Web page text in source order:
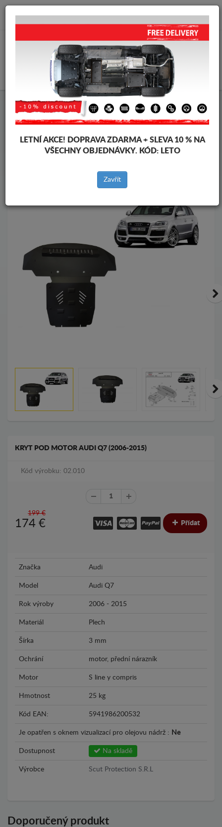
info@krytpodmotor.com
Kryt pod motor Audi Kryt pod motor Audi Q7
vozidel
Značky vozidel
Zpět na produkty
KRYT POD MOTOR AUDI Q7 (2006-2015)
Kód výrobku: 02.010
199 €
174 € Přídat
Značka Audi
Model Audi Q7
Rok výroby 2006 - 2015
Materiál Plech
Šírka 3 mm
Ochrání motor, přední nárazník
Motor S line y compris
Hmotnost 25 kg
Kód EAN: 5941986200532
Je opatřen s oknem vizualizací pro olejovu nádrž : Ne
Dostupnost Na skladě
Výrobce Scut Protection S.R.L
Doporučený produkt
LETNÍ AKCE! DOPRAVA ZDARMA + SLEVA 10 % NA
VŠECHNY OBJEDNÁVKY. KÓD: LETO
Zavřít